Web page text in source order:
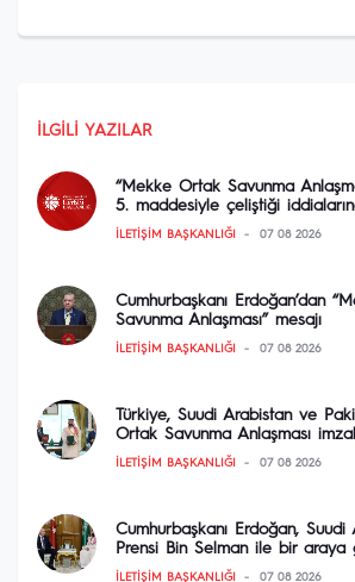
İLGILI YAZILAR
“Mekke Ortak Savunma
5. maddesiyle çeliştiği
İLETIŞIM BAŞKANLIĞI 07 08 2026
Cumhurbaşkanı Erdoğan’dan
Savunma Anlaşması” mesajı
İLETIŞIM BAŞKANLIĞI 07 08 2026
Türkiye, Suudi Arabistan ve
Ortak Savunma Anlaşması
İLETIŞIM BAŞKANLIĞI 07 08 2026
Cumhurbaşkanı Erdoğan,
Prensi Bin Selman ile bir araya
İLETIŞIM BAŞKANLIĞI 07 08 2026